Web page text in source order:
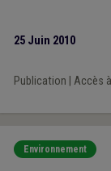
25 Juin 2010
Publication Accès
Environnement